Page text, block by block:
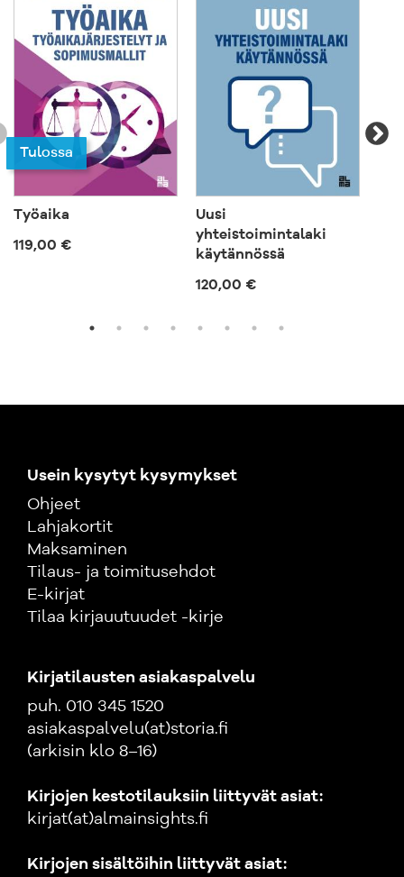
Tulossa
Työaika
119,00 €
Uusi
yhteistoimintalaki
käytännössä
120,00 €
Usein kysytyt kysymykset
Ohjeet
Lahjakortit
Maksaminen
Tilaus- ja toimitusehdot
E-kirjat
Tilaa kirjauutuudet -kirje
Kirjatilausten asiakaspalvelu
puh. 010 345 1520
asiakaspalvelu(at)storia.fi
(arkisin klo 8–16)
Kirjojen kestotilauksiin liittyvät asiat:
kirjat(at)almainsights.fi
Kirjojen sisältöihin liittyvät asiat: